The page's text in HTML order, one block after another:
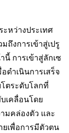
หว่างประเทศ
ถึงการเข้าสู่เปรู
การเข้าสู่ลักเซ
ดำเนินการเสร็จ
ตระดับโลกที่
เคลื่อนโดย
มคล่องตัว และ
ยเพื่อการมีตัวตน